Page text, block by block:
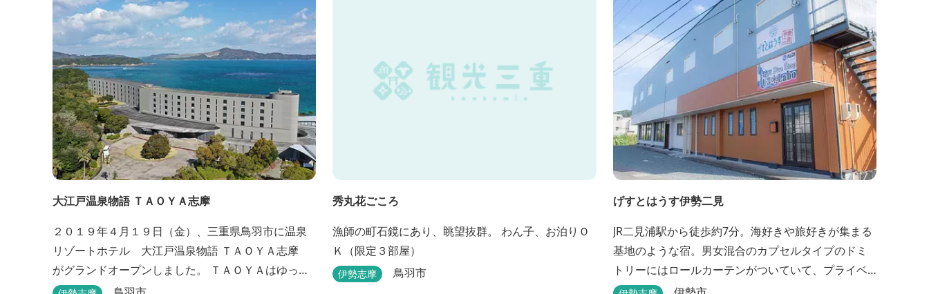
大江戸温泉物語 ＴＡＯＹＡ志摩
２０１９年４月１９日（金）、三重県鳥羽市に温泉
リゾートホテル 大江戸温泉物語 ＴＡＯＹＡ志摩
がグランドオープンしました。 ＴＡＯＹＡはゆった
りとたおやかにお過ごしいただけるホテルを目指
秀丸花ごころ
漁師の町石鏡にあり、眺望抜群。 わん子、お泊りＯ
Ｋ（限定３部屋）
伊勢志摩 鳥羽市
げすとはうす伊勢二見
JR二見浦駅から徒歩約7分。海好きや旅好きが集まる
基地のような宿。男女混合のカプセルタイプのドミ
トリーにはロールカーテンがついていて、プライベ
ートも守れます。